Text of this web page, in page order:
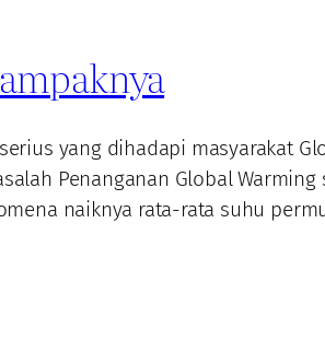
yang dihadapi masyarakat
Penanganan Global
naiknya rata-rata suhu